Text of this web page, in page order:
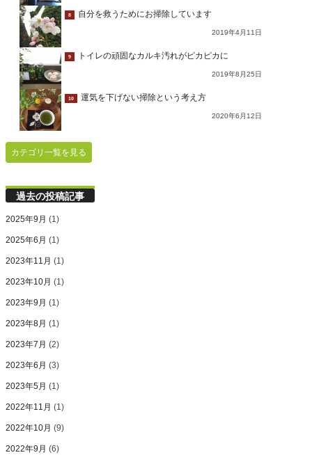
8 自分を救うためにお掃除しています
2019年4月11日
9 トイレの頑固なカルキ汚れがピカピカに
2019年8月25日
10 運気を下げない掃除という考え方
2020年6月12日
カテゴリ一覧を見る
過去の投稿記事
2025年9月 (1)
2025年6月 (1)
2023年11月 (1)
2023年10月 (1)
2023年9月 (1)
2023年8月 (1)
2023年7月 (2)
2023年6月 (3)
2023年5月 (1)
2022年11月 (1)
2022年10月 (9)
2022年9月 (6)